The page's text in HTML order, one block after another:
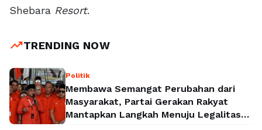
Shebara Resort.
trending_upTRENDING NOW
Politik
Membawa Semangat Perubahan dari
Masyarakat, Partai Gerakan Rakyat
Mantapkan Langkah Menuju Legalitas